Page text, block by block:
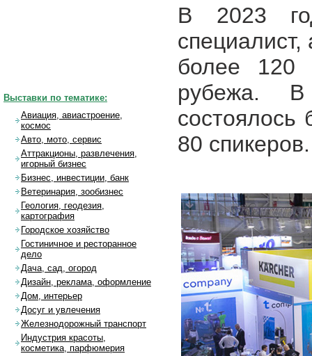
В 2023
более 120
рубежа. В
состоялось
80 спикеров.
Выставки по тематике:
Авиация, авиастроение,
космос
Авто, мото, сервис
Аттракционы, развлечения,
игорный бизнес
Бизнес, инвестиции, банк
Ветеринария, зообизнес
Геология, геодезия,
картография
Городское хозяйство
Гостиничное и ресторанное
дело
Дача, сад, огород
Дизайн, реклама, оформление
Дом, интерьер
Досуг и увлечения
Железнодорожный транспорт
Индустрия красоты,
косметика, парфюмерия